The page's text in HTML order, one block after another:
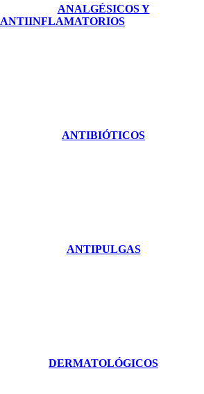
ANALGÉSICOS Y
ANTIINFLAMATORIOS
ANTIBIÓTICOS
ANTIPULGAS
DERMATOLÓGICOS